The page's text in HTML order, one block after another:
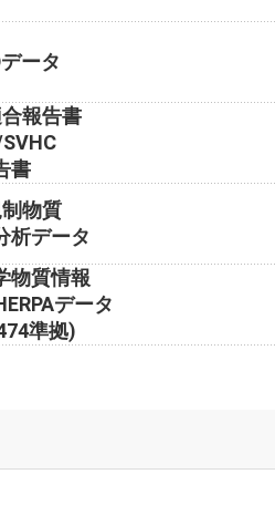
ータ
報告書
書
物質
析データ
物質情報
データ
準拠)